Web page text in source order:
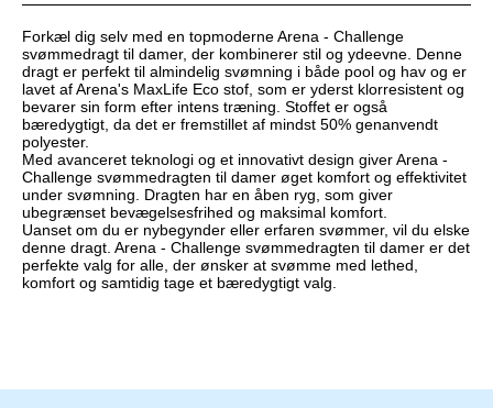
Forkæl dig selv med en topmoderne Arena - Challenge
svømmedragt til damer, der kombinerer stil og ydeevne. Denne
dragt er perfekt til almindelig svømning i både pool og hav og er
lavet af Arena's MaxLife Eco stof, som er yderst klorresistent og
bevarer sin form efter intens træning. Stoffet er også
bæredygtigt, da det er fremstillet af mindst 50% genanvendt
polyester.
Med avanceret teknologi og et innovativt design giver Arena -
Challenge svømmedragten til damer øget komfort og effektivitet
under svømning. Dragten har en åben ryg, som giver
ubegrænset bevægelsesfrihed og maksimal komfort.
Uanset om du er nybegynder eller erfaren svømmer, vil du elske
denne dragt. Arena - Challenge svømmedragten til damer er det
perfekte valg for alle, der ønsker at svømme med lethed,
komfort og samtidig tage et bæredygtigt valg.